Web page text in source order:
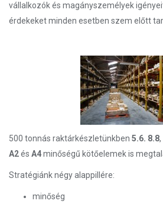
vállalkozók és magányszemélyek
érdekeket minden esetben szem előtt
500 tonnás raktárkészletünkben 5.6. 8.8
A2és A4minőségű kötőelemek is
Stratégiánk négy alappillére:
minőség